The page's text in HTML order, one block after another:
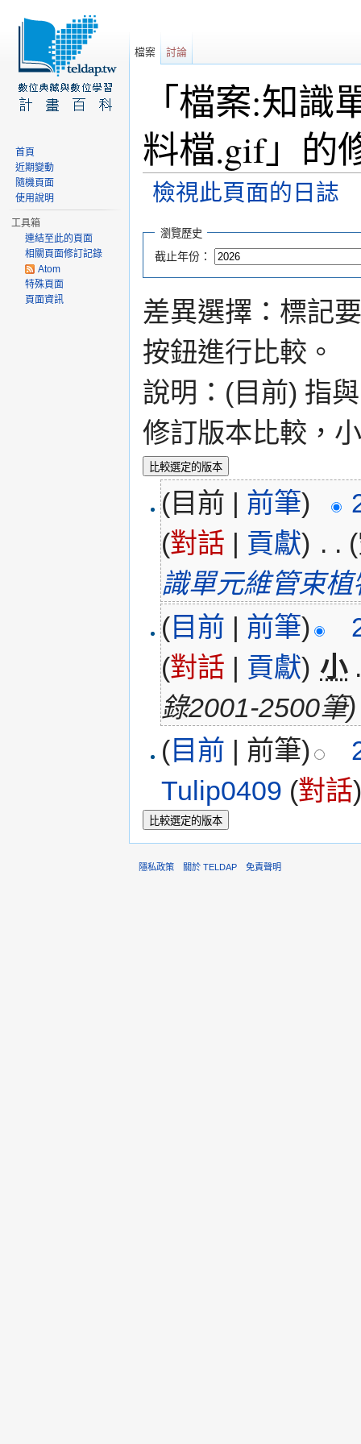
「檔案:知
料檔.gif」的
檢視此頁面的日誌
瀏覽歷史
截止年份：
差異選擇：標記
按鈕進行比較。
說明：(目前) 指
修訂版本比較，
(目前 | 前筆)
(對話 | 貢獻) . .
識單元維管束
( 目前 | 前筆)
(對話 | 貢獻) 小
錄2001-2500筆)
( 目前 | 前筆)
Tulip0409 (對話
檔案 討論
首頁
近期變動
隨機頁面
使用說明
工具箱
連結至此的頁面
相關頁面修訂記錄
Atom
特殊頁面
頁面資訊
隱私政策 關於 TELDAP 免責聲明